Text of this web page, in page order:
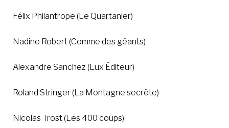
Félix Philantrope (Le Quartanier)
Nadine Robert (Comme des géants)
Alexandre Sanchez (Lux Éditeur)
Roland Stringer (La Montagne secrète)
Nicolas Trost (Les 400 coups)